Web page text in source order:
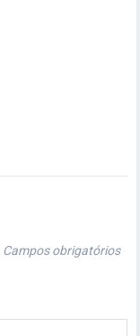
Campos obrigatórios